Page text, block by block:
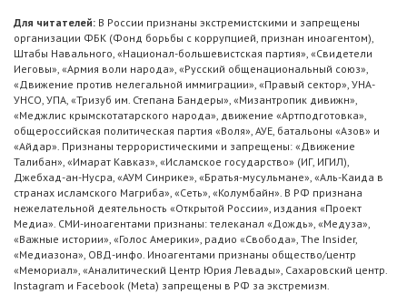
Для читателей: В России признаны экстремистскими и запрещены
организации ФБК (Фонд борьбы с коррупцией, признан иноагентом),
Штабы Навального, «Национал-большевистская партия», «Свидетели
Иеговы», «Армия воли народа», «Русский общенациональный союз»,
«Движение против нелегальной иммиграции», «Правый сектор», УНА-
УНСО, УПА, «Тризуб им. Степана Бандеры», «Мизантропик дивижн»,
«Меджлис крымскотатарского народа», движение «Артподготовка»,
общероссийская политическая партия «Воля», АУЕ, батальоны «Азов» и
«Айдар». Признаны террористическими и запрещены: «Движение
Талибан», «Имарат Кавказ», «Исламское государство» (ИГ, ИГИЛ),
Джебхад-ан-Нусра, «АУМ Синрике», «Братья-мусульмане», «Аль-Каида в
странах исламского Магриба», «Сеть», «Колумбайн». В РФ признана
нежелательной деятельность «Открытой России», издания «Проект
Медиа». СМИ-иноагентами признаны: телеканал «Дождь», «Медуза»,
«Важные истории», «Голос Америки», радио «Свобода», The Insider,
«Медиазона», ОВД-инфо. Иноагентами признаны общество/центр
«Мемориал», «Аналитический Центр Юрия Левады», Сахаровский центр.
Instagram и Facebook (Metа) запрещены в РФ за экстремизм.